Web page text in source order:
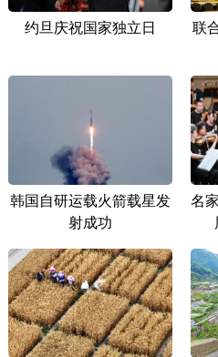
约旦庆祝国家独立日
联
韩国自研运载火箭载星发
射成功
名